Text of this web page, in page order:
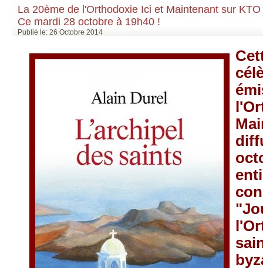
La 20ème de l'Orthodoxie Ici et Maintenant sur
Ce mardi 28 octobre à 19h40 !
Publié le: 26 Octobre 2014